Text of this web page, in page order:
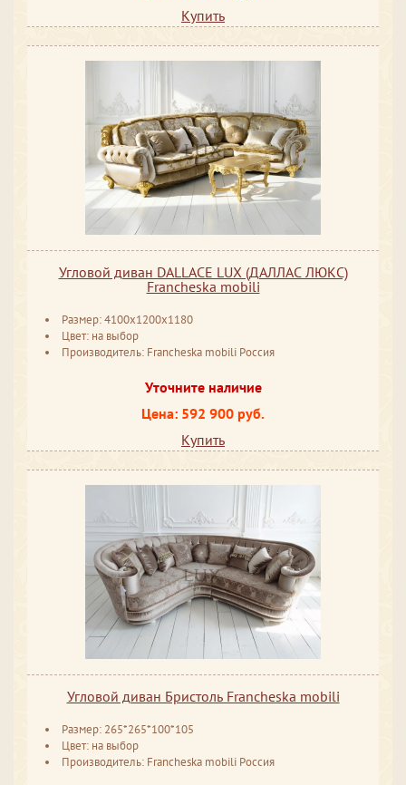
Купить
Угловой диван DALLACE LUX (ДАЛЛАС ЛЮКС)
Francheska mobili
Размер: 4100x1200x1180
Цвет: на выбор
Производитель: Francheska mobili Россия
Уточните наличие
Цена: 592 900 руб.
Купить
Угловой диван Бристоль Francheska mobili
Размер: 265*265*100*105
Цвет: на выбор
Производитель: Francheska mobili Россия